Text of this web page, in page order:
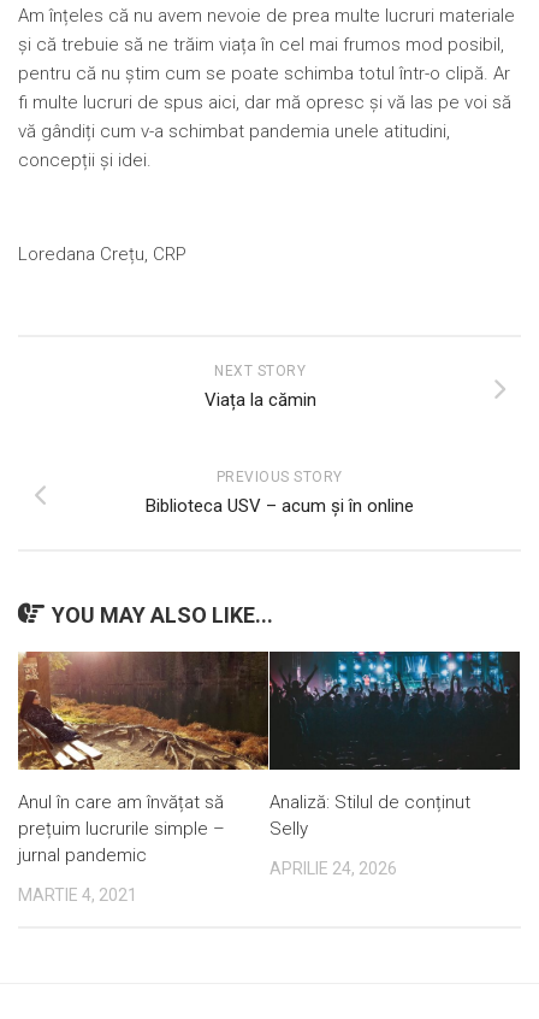
Am înțeles că nu avem nevoie de prea multe lucruri materiale
și că trebuie să ne trăim viața în cel mai frumos mod posibil,
pentru că nu știm cum se poate schimba totul într-o clipă. Ar
fi multe lucruri de spus aici, dar mă opresc și vă las pe voi să
vă gândiți cum v-a schimbat pandemia unele atitudini,
concepții și idei.
Loredana Crețu, CRP
NEXT STORY
Viața la cămin
PREVIOUS STORY
Biblioteca USV – acum și în online
YOU MAY ALSO LIKE...
Anul în care am învățat să
prețuim lucrurile simple –
jurnal pandemic
MARTIE 4, 2021
Analiză: Stilul de conținut
Selly
APRILIE 24, 2026